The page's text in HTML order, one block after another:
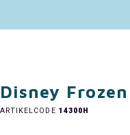
Disney
ARTIKELCODE 14300H